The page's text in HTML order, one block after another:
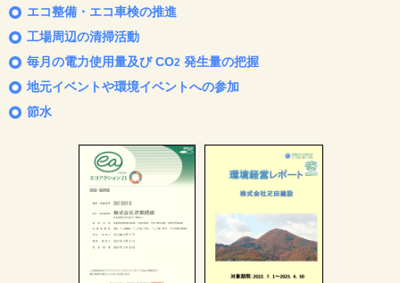
エコ整備・エコ車検の推進
工場周辺の清掃活動
毎月の電力使用量及び CO2 発生量の把握
地元イベントや環境イベントへの参加
節水